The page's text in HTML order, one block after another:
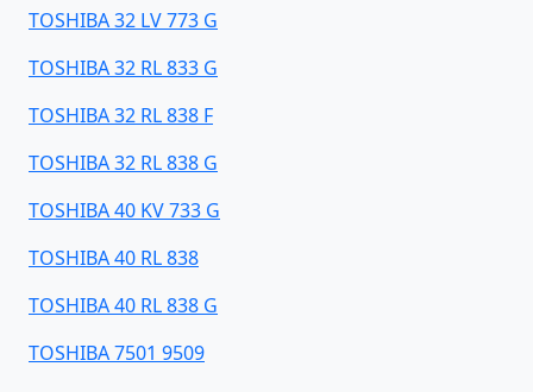
TOSHIBA 32 LV 773 G
TOSHIBA 32 RL 833 G
TOSHIBA 32 RL 838 F
TOSHIBA 32 RL 838 G
TOSHIBA 40 KV 733 G
TOSHIBA 40 RL 838
TOSHIBA 40 RL 838 G
TOSHIBA 7501 9509